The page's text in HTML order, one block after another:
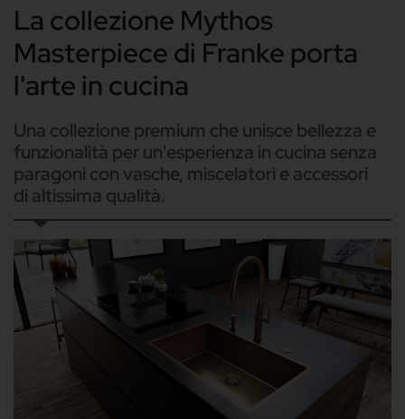
La collezione Mythos
Masterpiece di Franke porta
l'arte in cucina
Una collezione premium che unisce bellezza e
funzionalità per un'esperienza in cucina senza
paragoni con vasche, miscelatori e accessori
di altissima qualità.